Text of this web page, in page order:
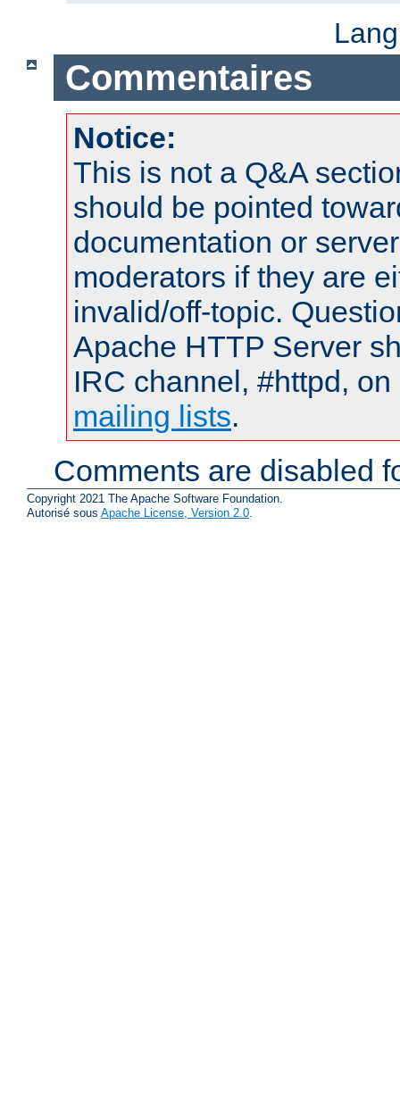
Commentaires
Notice:
This is not a Q&A
should be pointed
documentation or
moderators if they are
invalid/off-topic.
Apache HTTP Server
IRC channel, #httpd,
mailing lists.
Comments are disabled
Copyright 2021 The Apache Software Foundation.
Autorisé sous Apache License, Version 2.0.